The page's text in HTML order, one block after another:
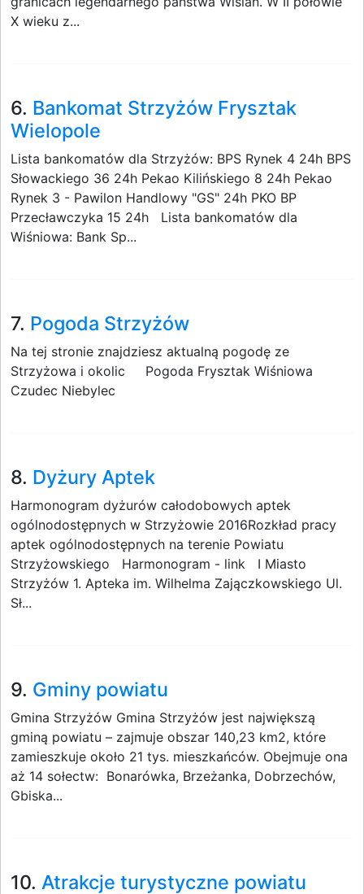
X wieku z...
6. Bankomat Strzyżów Frysztak
Wielopole
Lista bankomatów dla Strzyżów: BPS Rynek 4 24h BPS
Słowackiego 36 24h Pekao Kilińskiego 8 24h Pekao
Rynek 3 - Pawilon Handlowy "GS" 24h PKO BP
Przecławczyka 15 24h Lista bankomatów dla
Wiśniowa: Bank Sp...
7. Pogoda Strzyżów
Na tej stronie znajdziesz aktualną pogodę ze
Strzyżowa i okolic Pogoda Frysztak Wiśniowa
Czudec Niebylec
8. Dyżury Aptek
Harmonogram dyżurów całodobowych aptek
ogólnodostępnych w Strzyżowie 2016Rozkład pracy
aptek ogólnodostępnych na terenie Powiatu
Strzyżowskiego Harmonogram - link I Miasto
Strzyżów 1. Apteka im. Wilhelma Zajączkowskiego Ul.
Sł...
9. Gminy powiatu
Gmina Strzyżów Gmina Strzyżów jest największą
gminą powiatu – zajmuje obszar 140,23 km2, które
zamieszkuje około 21 tys. mieszkańców. Obejmuje ona
aż 14 sołectw: Bonarówka, Brzeżanka, Dobrzechów,
Gbiska...
10. Atrakcje turystyczne powiatu